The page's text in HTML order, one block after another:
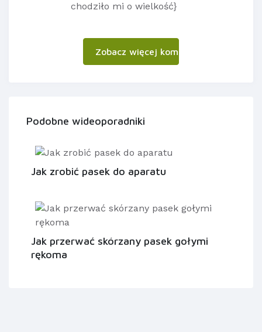
chodziło mi o wielkość}
Zobacz więcej komentarzy
Podobne wideoporadniki
Jak zrobić pasek do aparatu
Jak przerwać skórzany pasek gołymi
rękoma